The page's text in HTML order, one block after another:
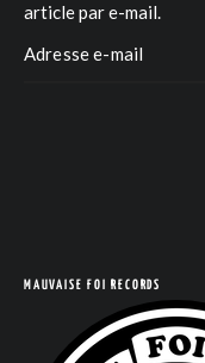
article par e-mail.
MAUVAISE FOI RECORDS